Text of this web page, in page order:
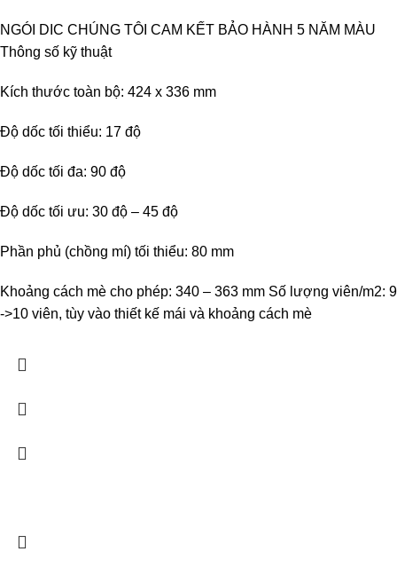
NGÓI DIC CHÚNG TÔI CAM KẾT BẢO HÀNH 5 NĂM MÀU
Thông số kỹ thuật
Kích thước toàn bộ: 424 x 336 mm
Độ dốc tối thiểu: 17 độ
Độ dốc tối đa: 90 độ
Độ dốc tối ưu: 30 độ – 45 độ
Phần phủ (chồng mí) tối thiểu: 80 mm
Khoảng cách mè cho phép: 340 – 363 mm Số lượng viên/m2: 9
->10 viên, tùy vào thiết kế mái và khoảng cách mè